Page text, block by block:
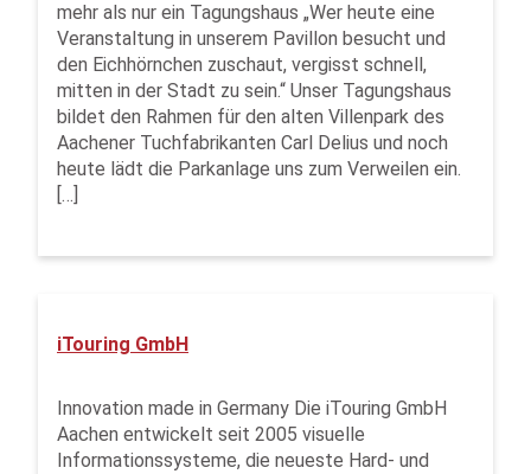
mehr als nur ein Tagungshaus „Wer heute eine
Veranstaltung in unserem Pavillon besucht und
den Eichhörnchen zuschaut, vergisst schnell,
mitten in der Stadt zu sein.“ Unser Tagungshaus
bildet den Rahmen für den alten Villenpark des
Aachener Tuchfabrikanten Carl Delius und noch
heute lädt die Parkanlage uns zum Verweilen ein.
[…]
iTouring GmbH
Innovation made in Germany Die iTouring GmbH
Aachen entwickelt seit 2005 visuelle
Informationssysteme, die neueste Hard- und